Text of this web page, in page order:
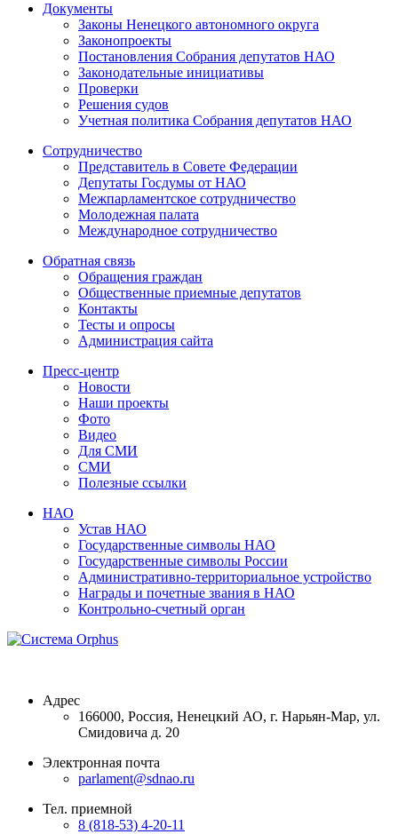
Документы
Законы Ненецкого автономного округа
Законопроекты
Постановления Собрания депутатов НАО
Законодательные инициативы
Проверки
Решения судов
Учетная политика Собрания депутатов НАО
Сотрудничество
Представитель в Совете Федерации
Депутаты Госдумы от НАО
Межпарламентское сотрудничество
Молодежная палата
Международное сотрудничество
Обратная cвязь
Обращения граждан
Общественные приемные депутатов
Контакты
Тесты и опросы
Администрация сайта
Пресс-центр
Новости
Наши проекты
Фото
Видео
Для СМИ
СМИ
Полезные ссылки
НАО
Устав НАО
Государственные символы НАО
Государственные символы России
Административно-территориальное устройство
Награды и почетные звания в НАО
Контрольно-счетный орган
Адрес
166000, Россия, Ненецкий АО, г. Нарьян-Мар, ул.
Смидовича д. 20
Электронная почта
parlament@sdnao.ru
Тел. приемной
8 (818-53) 4-20-11